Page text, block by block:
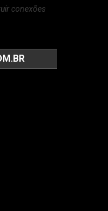
conexões